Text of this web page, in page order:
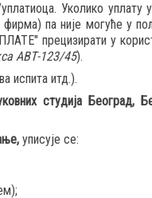
Уколико уплату
фирма) па није могуће у
прецизирати у
АВТ-123/45).
испита итд.).
студија Београд,
уписује се: